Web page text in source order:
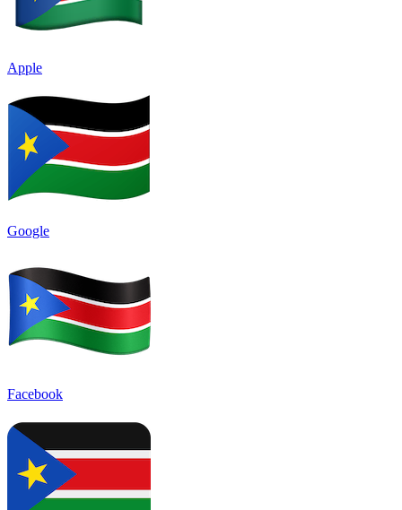
Apple
Google
Facebook